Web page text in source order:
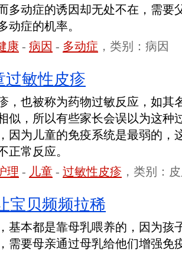
多动症的诱因却无处不在，需要
动症的机率。
康 - 病因 - 多动症 ，类别：病因
过敏性皮疹
，也被称为药物过敏反应，如其
似，所以有些家长会误以为这种
因为儿童的免疫系统是最弱的，
正常反应。
理 - 儿童 - 过敏性皮疹 ，类别：
宝贝频频拉稀
基本都是靠母乳喂养的，因为孩
需要母亲通过母乳给他们增强免